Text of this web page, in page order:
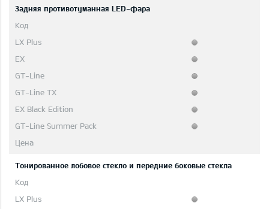
Задняя противотуманная LED-фара
Тонированное лобовое стекло и передние боковые стекла